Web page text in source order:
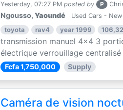
Yesterday, 07:27 PM posted by P
Ngousso,Yaoundé Used Cars - New
toyota rav4 year 1999
transmission manuel 4x4 3
électrique verrouillage centralisé
Fcfa 1,750,000 Supply
Caméra de vision